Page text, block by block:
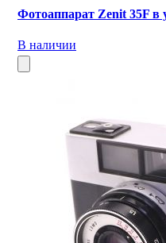
Фотоаппарат Zenit 35F в
В наличии